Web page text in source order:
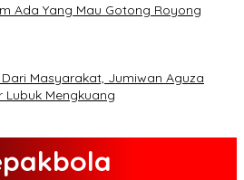
Ada Yang Mau Gotong Royong
Masyarakat, Jumiwan Aguza
Mengkuang